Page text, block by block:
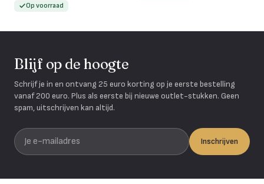
Op voorraad
Blijf op de hoogte
Schrijf je in en ontvang 25 euro korting op je eerste bestelling
vanaf 200 euro. Plus als eerste bij nieuwe outlet-stukken. Geen
spam, uitschrijven kan altijd.
Je e-mailadres
Inschrijven